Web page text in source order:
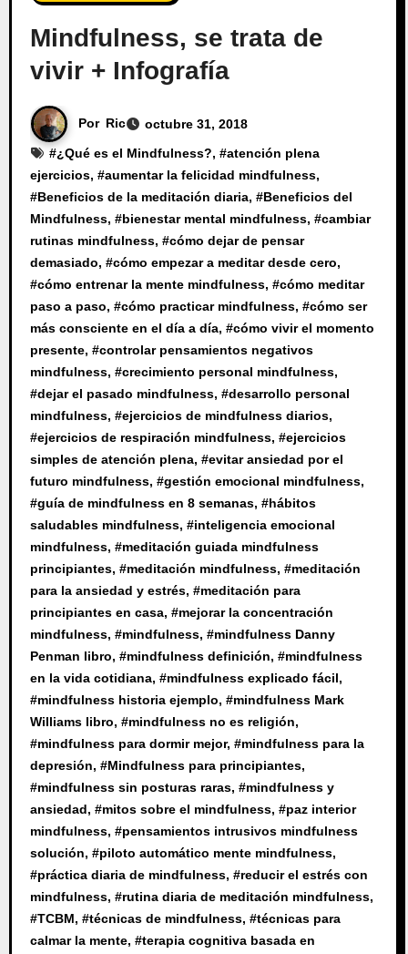
Mindfulness, se trata de
vivir + Infografía
Por Ric
octubre 31, 2018
#¿Qué es el Mindfulness?, #atención plena
ejercicios, #aumentar la felicidad mindfulness,
#Beneficios de la meditación diaria, #Beneficios del
Mindfulness, #bienestar mental mindfulness, #cambiar
rutinas mindfulness, #cómo dejar de pensar
demasiado, #cómo empezar a meditar desde cero,
#cómo entrenar la mente mindfulness, #cómo meditar
paso a paso, #cómo practicar mindfulness, #cómo ser
más consciente en el día a día, #cómo vivir el momento
presente, #controlar pensamientos negativos
mindfulness, #crecimiento personal mindfulness,
#dejar el pasado mindfulness, #desarrollo personal
mindfulness, #ejercicios de mindfulness diarios,
#ejercicios de respiración mindfulness, #ejercicios
simples de atención plena, #evitar ansiedad por el
futuro mindfulness, #gestión emocional mindfulness,
#guía de mindfulness en 8 semanas, #hábitos
saludables mindfulness, #inteligencia emocional
mindfulness, #meditación guiada mindfulness
principiantes, #meditación mindfulness, #meditación
para la ansiedad y estrés, #meditación para
principiantes en casa, #mejorar la concentración
mindfulness, #mindfulness, #mindfulness Danny
Penman libro, #mindfulness definición, #mindfulness
en la vida cotidiana, #mindfulness explicado fácil,
#mindfulness historia ejemplo, #mindfulness Mark
Williams libro, #mindfulness no es religión,
#mindfulness para dormir mejor, #mindfulness para la
depresión, #Mindfulness para principiantes,
#mindfulness sin posturas raras, #mindfulness y
ansiedad, #mitos sobre el mindfulness, #paz interior
mindfulness, #pensamientos intrusivos mindfulness
solución, #piloto automático mente mindfulness,
#práctica diaria de mindfulness, #reducir el estrés con
mindfulness, #rutina diaria de meditación mindfulness,
#TCBM, #técnicas de mindfulness, #técnicas para
calmar la mente, #terapia cognitiva basada en